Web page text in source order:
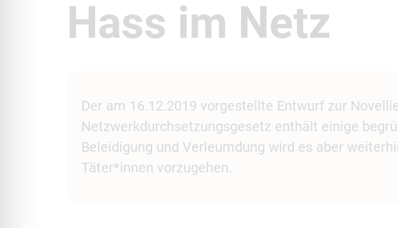
Hass im Netz
Der am 16.12.2019 vorgestellte Entwurf zur
Netzwerkdurchsetzungsgesetz enthält einige
Beleidigung und Verleumdung wird es aber
Täter*innen vorzugehen.